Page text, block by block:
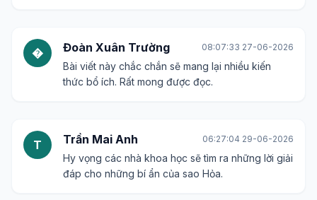
� Đoàn Xuân Trường 08:07:33 27-06-2026
Bài viết này chắc chắn sẽ mang lại nhiều kiến
thức bổ ích. Rất mong được đọc.
T Trần Mai Anh 06:27:04 29-06-2026
Hy vọng các nhà khoa học sẽ tìm ra những lời giải
đáp cho những bí ẩn của sao Hỏa.